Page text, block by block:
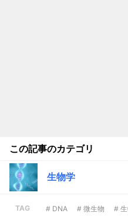
この記事のカテゴリ
生物学
TAG # DNA # 微生物 #